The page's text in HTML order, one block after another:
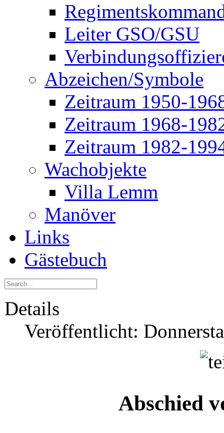
Leiter GSO/GSU
Abzeichen/Symbole
Zeitraum 1950-
Zeitraum 1968-
Zeitraum 1982-
Wachobjekte
Villa Lemm
Manöver
Links
Gästebuch
Details
Veröffentlicht:
Abschied